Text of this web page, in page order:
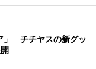
」 チチヤスの新グッ